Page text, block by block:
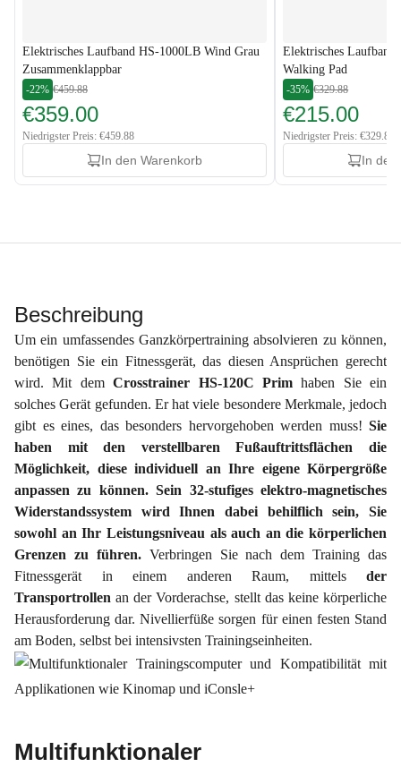
Elektrisches Laufband HS-1000LB Wind Grau
Zusammenklappbar
-22% €459.88
€359.00
Niedrigster Preis: €459.88
In den Warenkorb
Elektrisches Laufband
Walking Pad
-35% €329.88
€215.00
Niedrigster Preis: €329.88
In den
Beschreibung
Um ein umfassendes Ganzkörpertraining absolvieren zu können,
benötigen Sie ein Fitnessgerät, das diesen Ansprüchen gerecht
wird. Mit demCrosstrainer HS-120C Primhaben Sie ein
solches Gerät gefunden. Er hat viele besondere Merkmale, jedoch
gibt es eines, das besonders hervorgehoben werden muss! Sie
haben mit den verstellbaren Fußauftrittsflächen die
Möglichkeit, diese individuell an Ihre eigene Körpergröße
anpassen zu können. Sein 32-stufiges elektro-magnetisches
Widerstandssystem wird Ihnen dabei behilflich sein, Sie
sowohl an Ihr Leistungsniveau als auch an die körperlichen
Grenzen zu führen. Verbringen Sie nach dem Training das
Fitnessgerät in einem anderen Raum, mittels der
Transportrollenan der Vorderachse, stellt das keine körperliche
Herausforderung dar. Nivellierfüße sorgen für einen festen Stand
am Boden, selbst bei intensivsten Trainingseinheiten.
Multifunktionaler